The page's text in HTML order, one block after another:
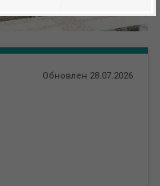
Обновлен 28.07.2026